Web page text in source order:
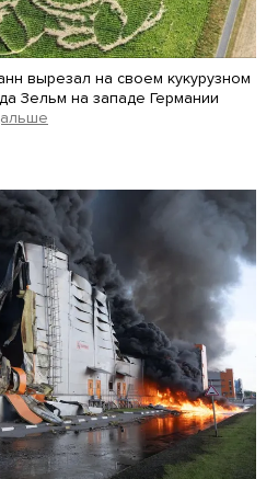
вырезал на своем кукурузном
Зельм на западе Германии